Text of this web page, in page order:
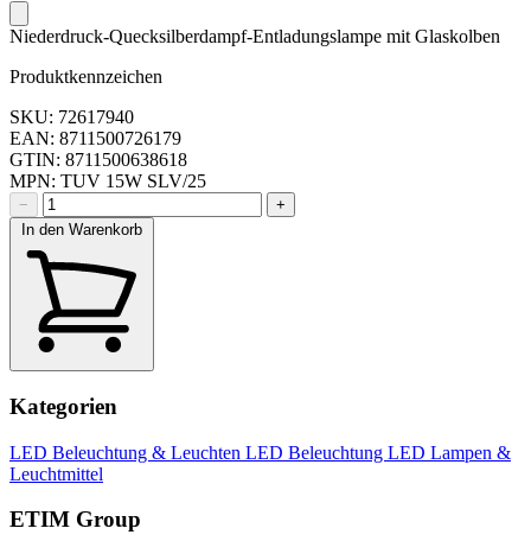
Niederdruck-Quecksilberdampf-Entladungslampe mit Glaskolben
Produktkennzeichen
SKU: 72617940
EAN: 8711500726179
GTIN: 8711500638618
MPN: TUV 15W SLV/25
−
+
In den Warenkorb
Kategorien
LED Beleuchtung & Leuchten LED Beleuchtung LED Lampen &
Leuchtmittel
ETIM Group